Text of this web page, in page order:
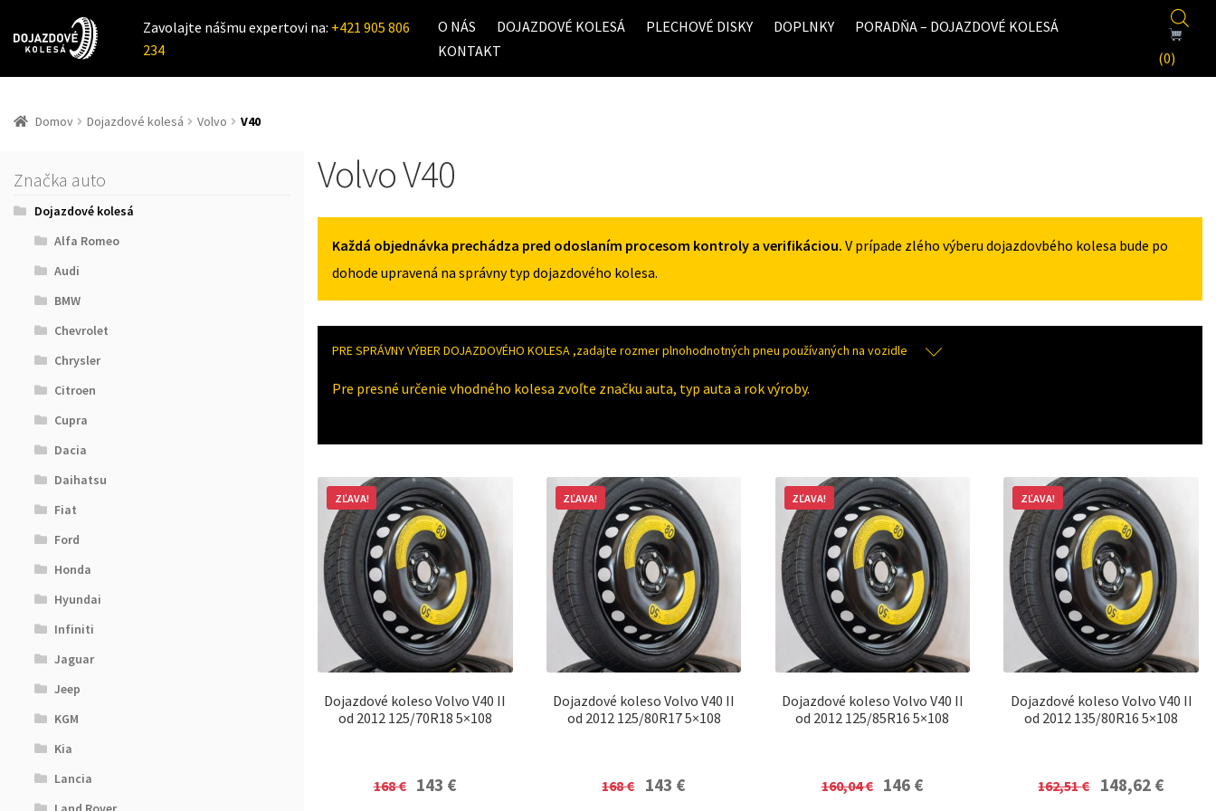
Zavolajte nášmu expertovi na: +421 905 806
234
O NÁS DOJAZDOVÉ KOLESÁ PLECHOVÉ DISKY DOPLNKY
PORADŇA – DOJAZDOVÉ KOLESÁ
KONTAKT
(0)
Domov Dojazdové kolesá Volvo V40
Značka auto
Dojazdové kolesá
Alfa Romeo
Audi
BMW
Chevrolet
Chrysler
Citroen
Cupra
Dacia
Daihatsu
Fiat
Ford
Honda
Hyundai
Infiniti
Jaguar
Jeep
KGM
Kia
Lancia
Volvo V40
Každá objednávka prechádza pred odoslaním procesom kontroly a verifikáciou. V prípade zlého výberu dojazdovbého kolesa bude po
dohode upravená na správny typ dojazdového kolesa.
PRE SPRÁVNY VÝBER DOJAZDOVÉHO KOLESA ,zadajte rozmer plnohodnotných pneu používaných na vozidle
Pre presné určenie vhodného kolesa zvoľte značku auta, typ auta a rok výroby.
Dojazdové koleso Volvo V40 II
od 2012 125/70R18 5×108
ZĽAVA!
168€
Original
143 €
Dojazdové koleso Volvo V40 II
od 2012 125/80R17 5×108
ZĽAVA!
168€
Original
143 €Current
Dojazdové koleso Volvo V40 II
od 2012 125/85R16 5×108
ZĽAVA!
160,04€
Original
146 €
Dojazdové koleso Volvo V40 II
od 2012 135/80R16 5×108
ZĽAVA!
162,51€
Original
148,62 €